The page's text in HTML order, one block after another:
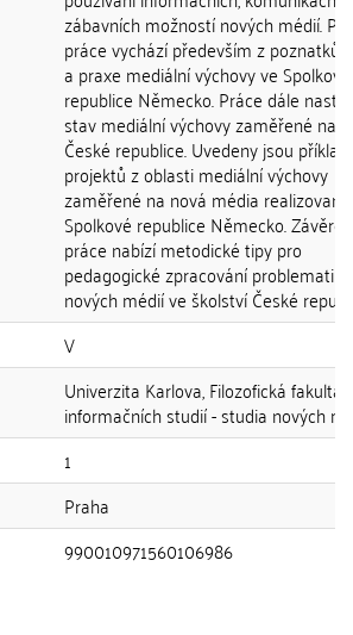
zábavních možností nových médií.
práce vychází především z poznatků
a praxe mediální výchovy ve Spolkové
republice Německo. Práce dále
stav mediální výchovy zaměřené na
České republice. Uvedeny jsou
projektů z oblasti mediální výchovy
zaměřené na nová média
Spolkové republice Německo.
práce nabízí metodické tipy pro
pedagogické zpracování problematiky
nových médií ve školství České
V
Univerzita Karlova, Filozofická fakulta,
informačních studií - studia nových
1
Praha
990010971560106986